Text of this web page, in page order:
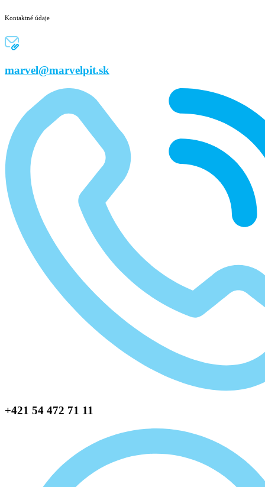
Kontaktné údaje
marvel@marvelpit.sk
+421 54 472 71 11